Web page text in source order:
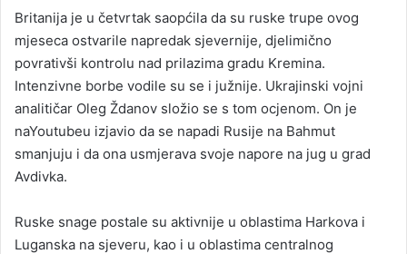
Britanija je u četvrtak saopćila da su ruske trupe ovog
mjeseca ostvarile napredak sjevernije, djelimično
povrativši kontrolu nad prilazima gradu Kremina.
Intenzivne borbe vodile su se i južnije. Ukrajinski vojni
analitičar Oleg Ždanov složio se s tom ocjenom. On je
naYoutubeu izjavio da se napadi Rusije na Bahmut
smanjuju i da ona usmjerava svoje napore na jug u grad
Avdivka.
Ruske snage postale su aktivnije u oblastima Harkova i
Luganska na sjeveru, kao i u oblastima centralnog